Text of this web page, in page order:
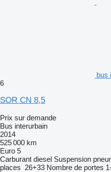
bus
6
SOR CN 8,5
Prix sur demande
Bus interurbain
2014
525 000 km
Euro 5
Carburant diesel Suspension
places 26+33 Nombre de portes